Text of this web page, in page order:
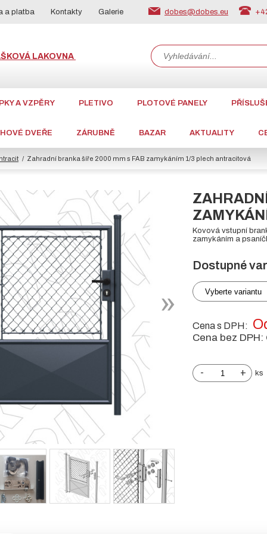
a platba Kontakty Galerie dobes@dobes.eu
LAKOVNA
A VZPĚRY PLETIVO PLOTOVÉ PANELY
DVEŘE ZÁRUBNĚ BAZAR AKTUALITY
Zahradní branka šíře 2000 mm s FAB zamykáním 1/3 plech antracitová
Kovová vstupní
zamykáním a
Dostupné
Vyberte variantu
Cena s DPH:
Cena bez DPH:
- + ks